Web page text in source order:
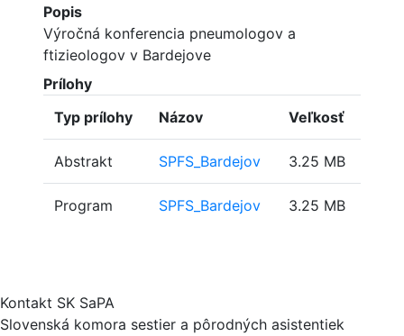
Popis
Výročná konferencia pneumologov a
ftizieologov v Bardejove
Prílohy
Typ prílohy
Názov Veľkosť
Abstrakt SPFS_Bardejov 3.25 MB
Program SPFS_Bardejov 3.25 MB
Kontakt SK SaPA
Slovenská komora sestier a pôrodných asistentiek